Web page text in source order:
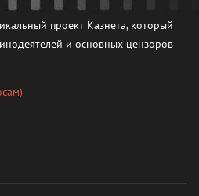
проект Казнета, который
и основных цензоров